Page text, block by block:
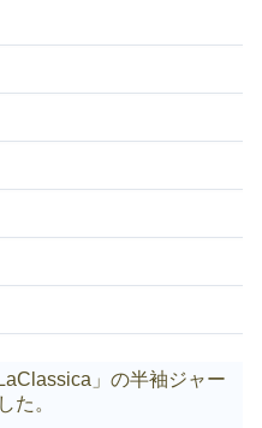
」の半袖ジャー
た。